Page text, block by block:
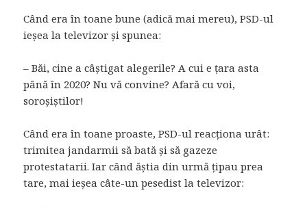
Când era în toane bune (adică mai mereu), PSD-ul
ieșea la televizor și spunea:
– Băi, cine a câștigat alegerile? A cui e țara asta
până în 2020? Nu vă convine? Afară cu voi,
soroșiștilor!
Când era în toane proaste, PSD-ul reacționa urât:
trimitea jandarmii să bată și să gazeze
protestatarii. Iar când ăștia din urmă țipau prea
tare, mai ieșea câte-un pesedist la televizor: